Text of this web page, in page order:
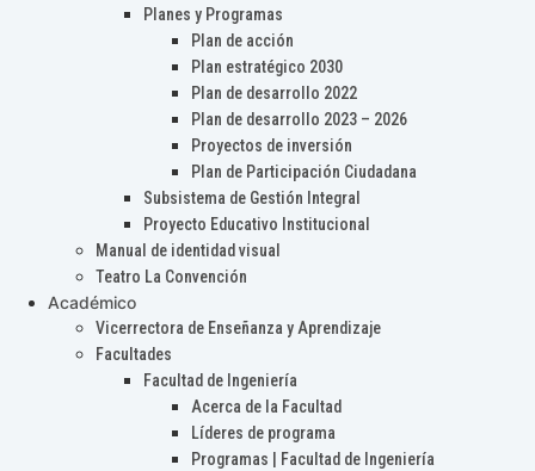
Planes y Programas
Plan de acción
Plan estratégico 2030
Plan de desarrollo 2022
Plan de desarrollo 2023 – 2026
Proyectos de inversión
Plan de Participación Ciudadana
Subsistema de Gestión Integral
Proyecto Educativo Institucional
Manual de identidad visual
Teatro La Convención
Académico
Vicerrectora de Enseñanza y Aprendizaje
Facultades
Facultad de Ingeniería
Acerca de la Facultad
Líderes de programa
Programas | Facultad de Ingeniería